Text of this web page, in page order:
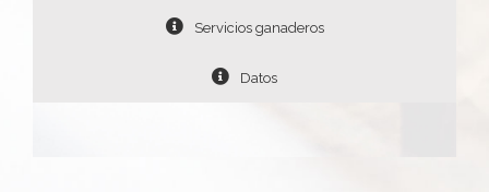
Servicios ganaderos
Datos